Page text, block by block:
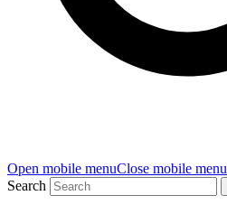
Open mobile menuClose mobile menu
Search